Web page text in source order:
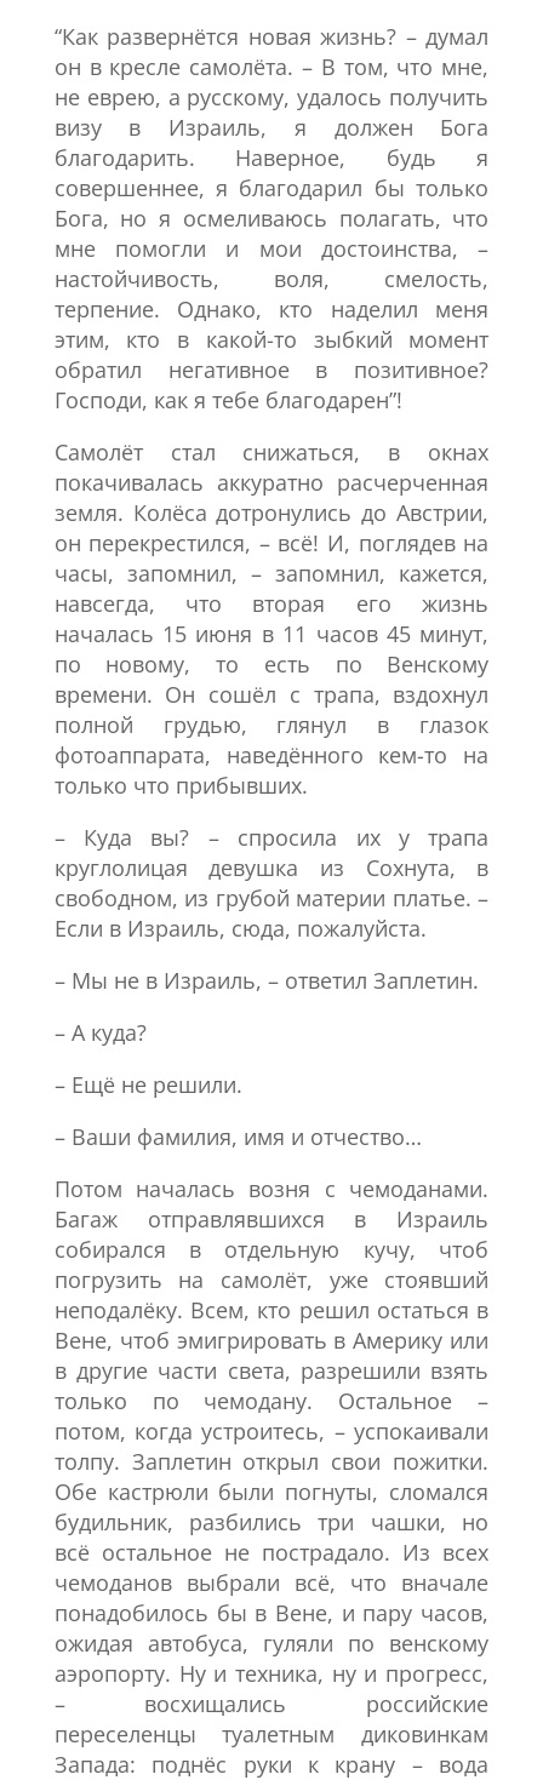
“Как развернётся новая жизнь? – думал
он в кресле самолёта. – В том, что мне,
не еврею, а русскому, удалось получить
визу в Израиль, я должен Бога
благодарить. Наверное, будь я
совершеннее, я благодарил бы только
Бога, но я осмеливаюсь полагать, что
мне помогли и мои достоинства, –
настойчивость, воля, смелость,
терпение. Однако, кто наделил меня
этим, кто в какой-то зыбкий момент
обратил негативное в позитивное?
Господи, как я тебе благодарен”!
Самолёт стал снижаться, в окнах
покачивалась аккуратно расчерченная
земля. Колёса дотронулись до Австрии,
он перекрестился, – всё! И, поглядев на
часы, запомнил, – запомнил, кажется,
навсегда, что вторая его жизнь
началась 15 июня в 11 часов 45 минут,
по новому, то есть по Венскому
времени. Он сошёл с трапа, вздохнул
полной грудью, глянул в глазок
фотоаппарата, наведённого кем-то на
только что прибывших.
– Куда вы? – спросила их у трапа
круглолицая девушка из Сохнута, в
свободном, из грубой материи платье. –
Если в Израиль, сюда, пожалуйста.
– Мы не в Израиль, – ответил Заплетин.
– А куда?
– Ещё не решили.
– Ваши фамилия, имя и отчество…
Потом началась возня с чемоданами.
Багаж отправлявшихся в Израиль
собирался в отдельную кучу, чтоб
погрузить на самолёт, уже стоявший
неподалёку. Всем, кто решил остаться в
Вене, чтоб эмигрировать в Америку или
в другие части света, разрешили взять
только по чемодану. Остальное –
потом, когда устроитесь, – успокаивали
толпу. Заплетин открыл свои пожитки.
Обе кастрюли были погнуты, сломался
будильник, разбились три чашки, но
всё остальное не пострадало. Из всех
чемоданов выбрали всё, что вначале
понадобилось бы в Вене, и пару часов,
ожидая автобуса, гуляли по венскому
аэропорту. Ну и техника, ну и прогресс,
– восхищались российские
переселенцы туалетным диковинкам
Запада: поднёс руки к крану – вода